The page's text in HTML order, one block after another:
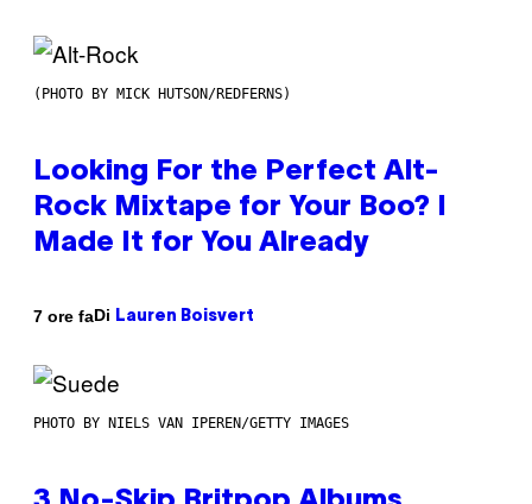
(PHOTO BY MICK HUTSON/REDFERNS)
Looking For the Perfect Alt-
Rock Mixtape for Your Boo? I
Made It for You Already
7 ore faDi Lauren Boisvert
PHOTO BY NIELS VAN IPEREN/GETTY IMAGES